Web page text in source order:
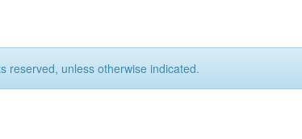
reserved, unless otherwise indicated.